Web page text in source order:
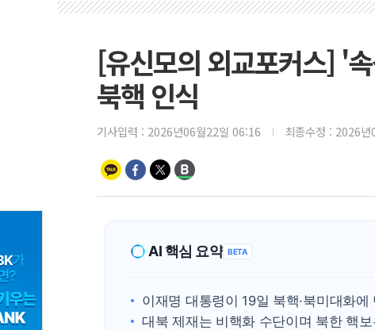
[유신모의 외교포커스] '
북핵 인식
기사입력 : 2026년06월22일 06:16 최종수정 : 2026
AI 핵심 요약 BETA
이재명 대통령이 19일 북핵·북미대화
대북 제재는 비핵화 수단이며 북한 핵